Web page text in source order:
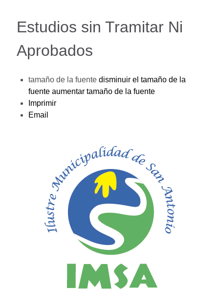
Estudios sin Tramitar Ni
Aprobados
tamaño de la fuente disminuir el tamaño de la
fuente aumentar tamaño de la fuente
Imprimir
Email